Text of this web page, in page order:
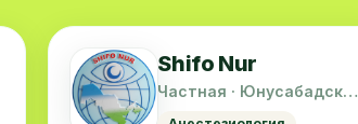
Shifo Nur
Частная · Юнусабадский